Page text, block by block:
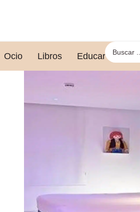
Ocio Libros Educar leyendo